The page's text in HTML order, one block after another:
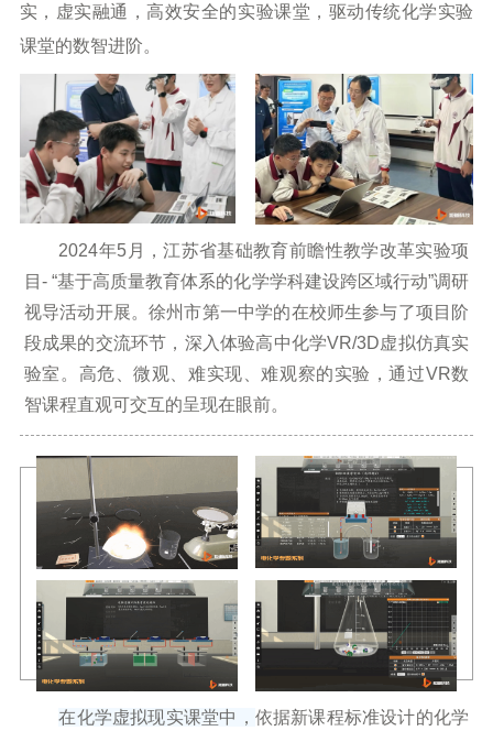
实，虚实融通，高效安全的实验课堂，驱动传统化学实验
课堂的数智进阶。
2024年5月，江苏省基础教育前瞻性教学改革实验项
目- “基于高质量教育体系的化学学科建设跨区域行动”调研
视导活动开展。徐州市第一中学的在校师生参与了项目阶
段成果的交流环节，深入体验高中化学VR/3D虚拟仿真实
验室。高危、微观、难实现、难观察的实验，通过VR数
智课程直观可交互的呈现在眼前。
在化学虚拟现实课堂中， 依据新课程标准设计的化学